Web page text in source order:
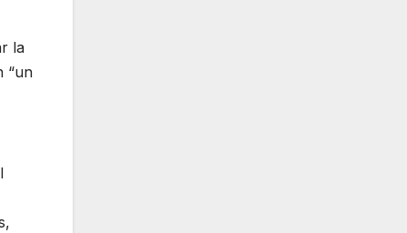
la
“un